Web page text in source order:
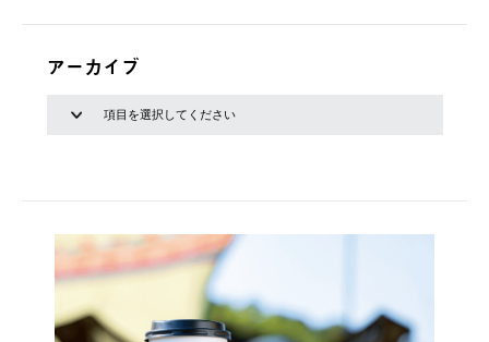
アーカイブ